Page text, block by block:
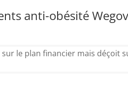
anti-obésité
le plan financier mais déçoit